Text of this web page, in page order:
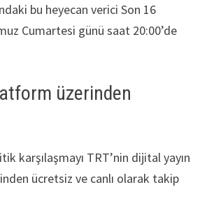
bu heyecan verici Son 16
Cumartesi günü saat 20:00’de
üzerinden
karşılaşmayı TRT’nin dijital yayın
ücretsiz ve canlı olarak takip